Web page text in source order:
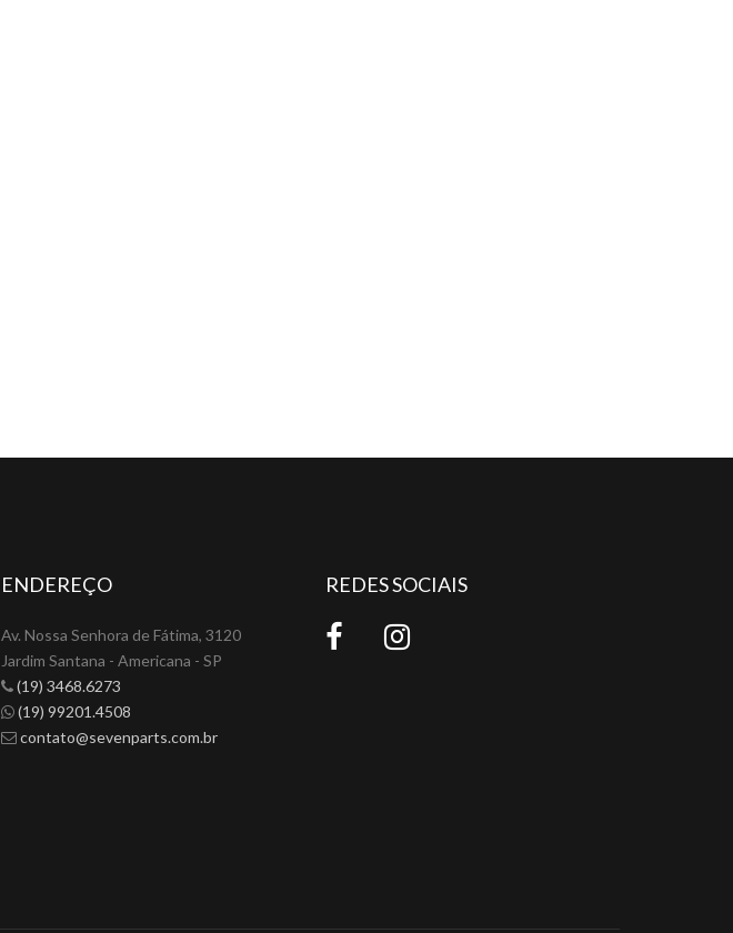
ENDEREÇO
Av. Nossa Senhora de Fátima, 3120
Jardim Santana - Americana - SP
(19) 3468.6273
(19) 99201.4508
contato@sevenparts.com.br
REDES SOCIAIS